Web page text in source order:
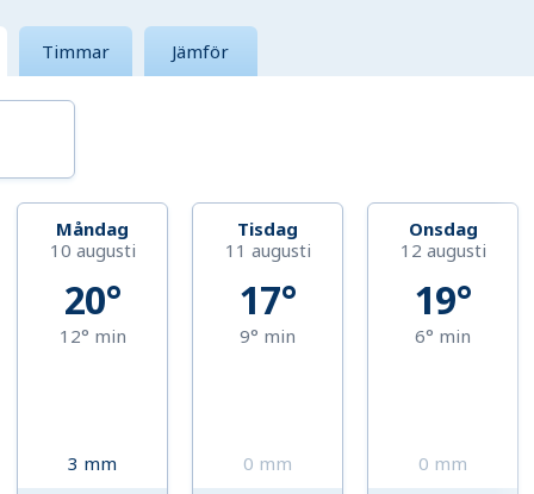
Timmar Jämför
Måndag
10 augusti
20°
12° min
3 mm
Tisdag
11 augusti
17°
9° min
0 mm
Onsdag
12 augusti
19°
6° min
0 mm